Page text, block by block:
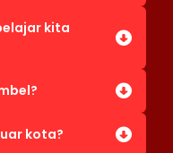
kita
kota?